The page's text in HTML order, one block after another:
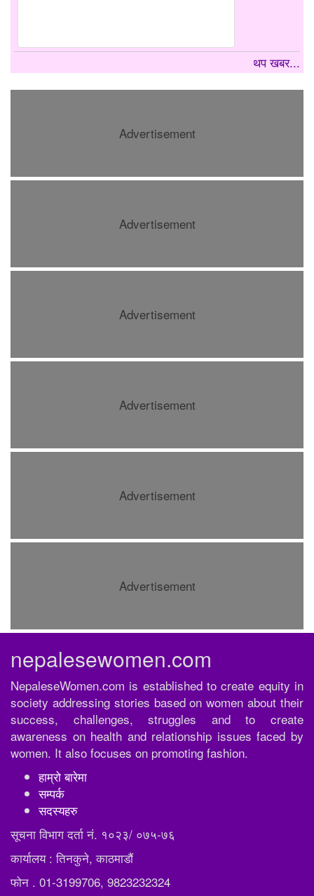
थप खबर...
Advertisement
Advertisement
Advertisement
Advertisement
Advertisement
Advertisement
nepalesewomen.com
NepaleseWomen.com is established to create equity in
society addressing stories based on women about their
success, challenges, struggles and to create
awareness on health and relationship issues faced by
women. It also focuses on promoting fashion.
हाम्रो बारेमा
सम्पर्क
सदस्यहरु
सूचना विभाग दर्ता नं. १०२३/ ०७५-७६
कार्यालय : तिनकुने, काठमाडौं
फोन . 01-3199706, 9823232324